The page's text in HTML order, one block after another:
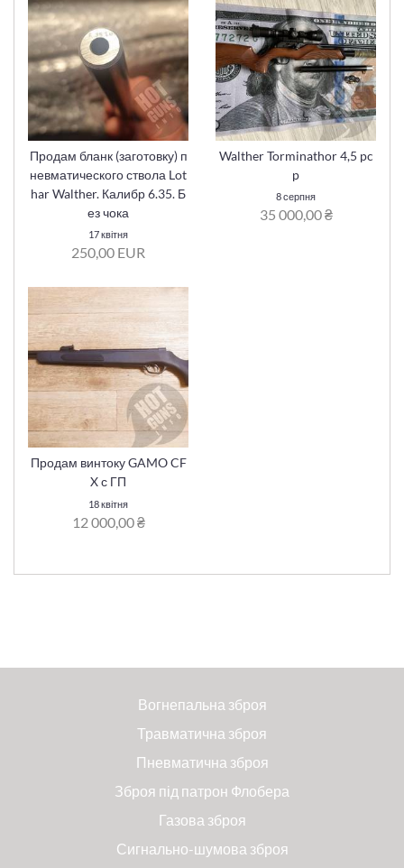
Продам бланк (заготовку) п
невматического ствола Lot
har Walther. Калибр 6.35. Б
ез чока
17 квітня
250,00 EUR
Walther Torminathor 4,5 pc
p
8 серпня
35 000,00 ₴
Продам винтоку GAMO CF
X с ГП
18 квітня
12 000,00 ₴
Вогнепальна зброя
Травматична зброя
Пневматична зброя
Зброя під патрон Флобера
Газова зброя
Сигнально-шумова зброя